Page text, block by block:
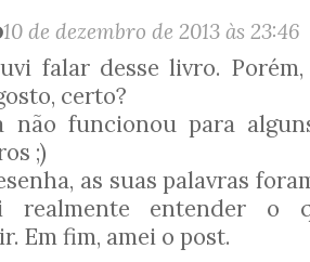
10 de dezembro de 2013 às 23:46
falar desse livro.
certo?
não funcionou para
;)
as suas palavras
realmente entender o
Em fim, amei o post.